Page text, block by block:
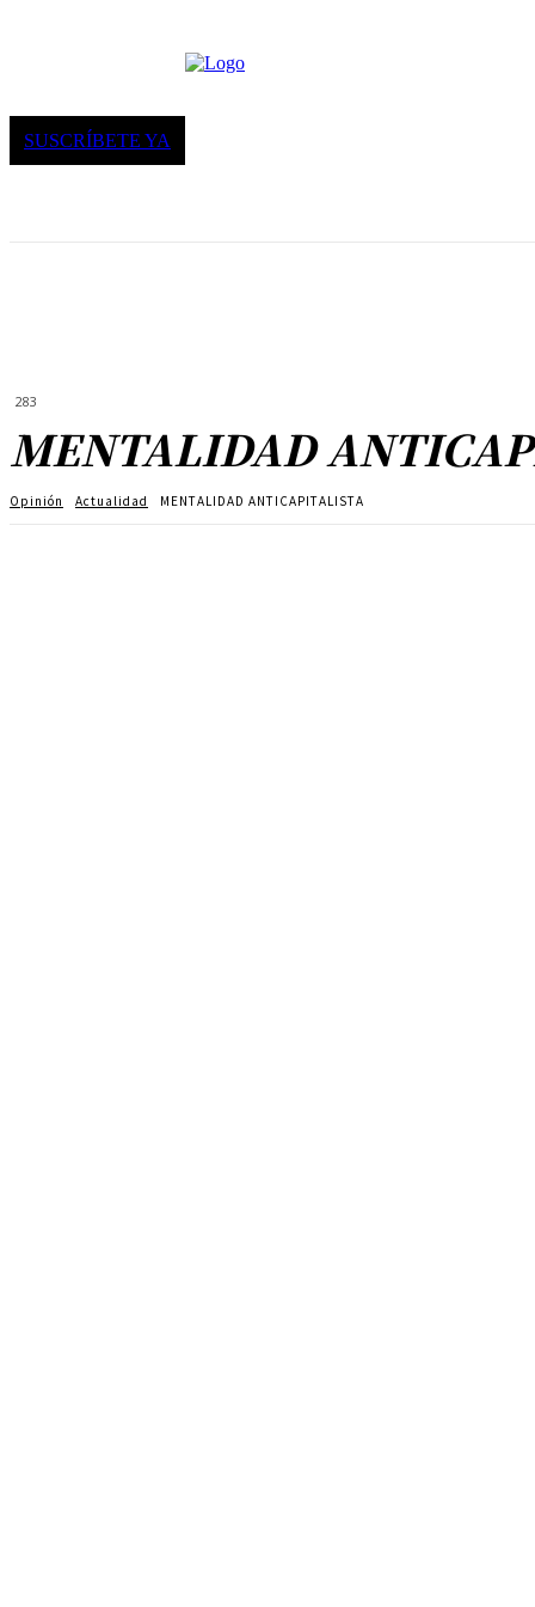
SUSCRÍBETE YA
283
MENTALIDAD
Opinión Actualidad MENTALIDAD ANTICAPITALISTA